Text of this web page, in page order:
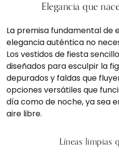
Elegancia que
La premisa fundamental de
elegancia auténtica no
Los vestidos de fiesta
diseñados para esculpir la
depurados y faldas que
opciones versátiles que
día como de noche, ya sea
aire libre.
Líneas limpias